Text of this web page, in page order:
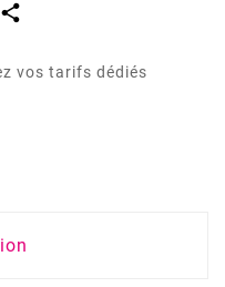

vos tarifs dédiés